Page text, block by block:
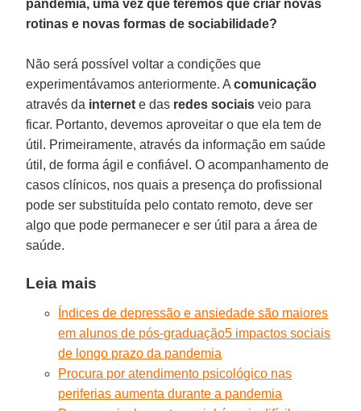
pandemia, uma vez que teremos que criar novas
rotinas e novas formas de sociabilidade?
Não será possível voltar a condições que
experimentávamos anteriormente. Acomunicação
através da internet e das redes sociais veio para
ficar. Portanto, devemos aproveitar o que ela tem de
útil. Primeiramente, através da informação em saúde
útil, de forma ágil e confiável. O acompanhamento de
casos clínicos, nos quais a presença do profissional
pode ser substituída pelo contato remoto, deve ser
algo que pode permanecer e ser útil para a área de
saúde.
Leia mais
Índices de depressão e ansiedade são maiores
em alunos de pós-graduação5 impactos sociais
de longo prazo da pandemia
Procura por atendimento psicológico nas
periferias aumenta durante a pandemia